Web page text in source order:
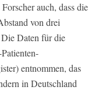
auch, dass die
von drei
Daten für die
entnommen, das
in Deutschland